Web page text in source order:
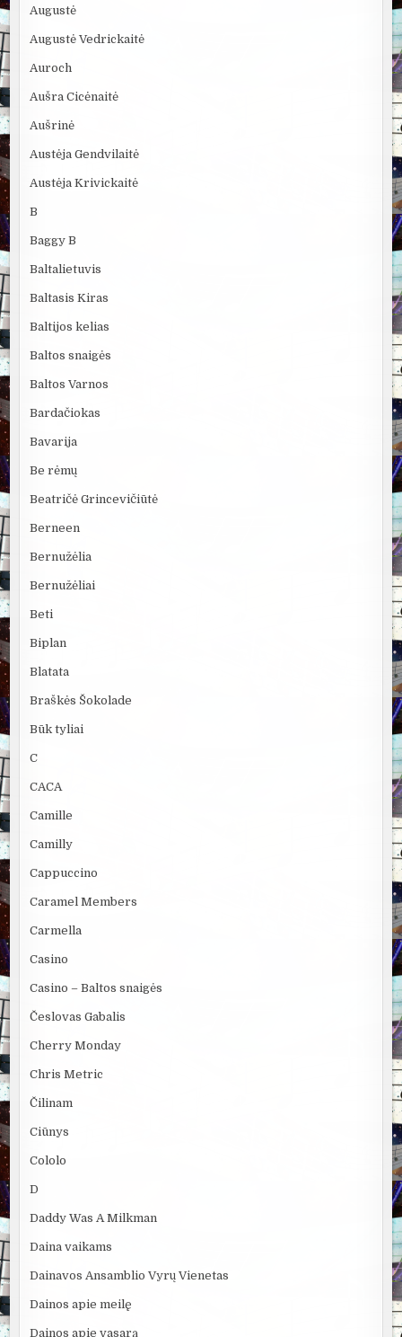
Augustė
Augustė Vedrickaitė
Auroch
Aušra Cicėnaitė
Aušrinė
Austėja Gendvilaitė
Austėja Krivickaitė
B
Baggy B
Baltalietuvis
Baltasis Kiras
Baltijos kelias
Baltos snaigės
Baltos Varnos
Bardačiokas
Bavarija
Be rėmų
Beatričė Grincevičiūtė
Berneen
Bernužėlia
Bernužėliai
Beti
Biplan
Blatata
Braškės Šokolade
Būk tyliai
C
CACA
Camille
Camilly
Cappuccino
Caramel Members
Carmella
Casino
Casino – Baltos snaigės
Česlovas Gabalis
Cherry Monday
Chris Metric
Čilinam
Ciūnys
Cololo
D
Daddy Was A Milkman
Daina vaikams
Dainavos Ansamblio Vyrų Vienetas
Dainos apie meilę
Dainos apie vasarą